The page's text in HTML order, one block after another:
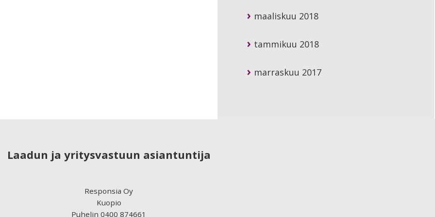
maaliskuu 2018
tammikuu 2018
marraskuu 2017
Laadun ja yritysvastuun asiantuntija
Responsia Oy
Kuopio
Puhelin 0400 874661